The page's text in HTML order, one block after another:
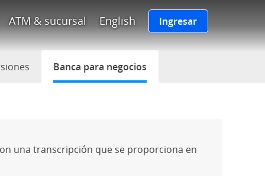
de Chase enlaza a la
ATM & sucursal English Ingresar
(Se abre en superposición)
Banca para negocios
una transcripción que se proporciona en